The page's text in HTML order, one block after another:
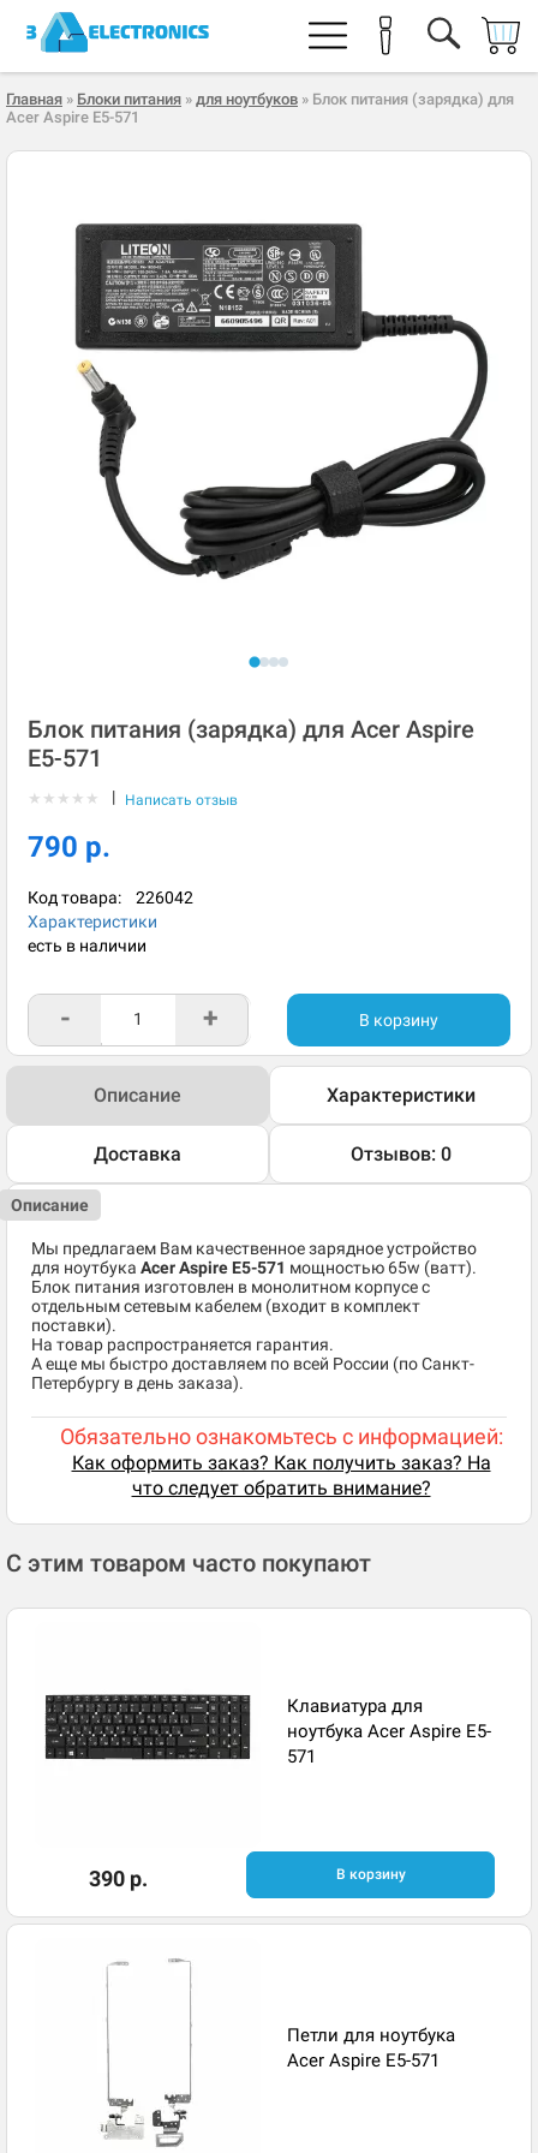
Главная » Блоки питания » для ноутбуков » Блок питания (зарядка) для
Acer Aspire E5-571
Блок питания (зарядка) для Acer Aspire
E5-571
★ ★ ★ ★ ★ | Написать отзыв
790 р.
Код товара: 226042
Характеристики
есть в наличии
- + В корзину
Описание Характеристики
Доставка Отзывов: 0
Описание
Мы предлагаем Вам качественное зарядное устройство
для ноутбука Acer Aspire E5-571 мощностью 65w (ватт).
Блок питания изготовлен в монолитном корпусе с
отдельным сетевым кабелем (входит в комплект
поставки).
На товар распространяется гарантия.
А еще мы быстро доставляем по всей России (по Санкт-
Петербургу в день заказа).
Обязательно ознакомьтесь с информацией:
Как оформить заказ? Как получить заказ? На
что следует обратить внимание?
С этим товаром часто покупают
Клавиатура для
ноутбука Acer Aspire E5-
571
390 р. В корзину
Петли для ноутбука
Acer Aspire E5-571